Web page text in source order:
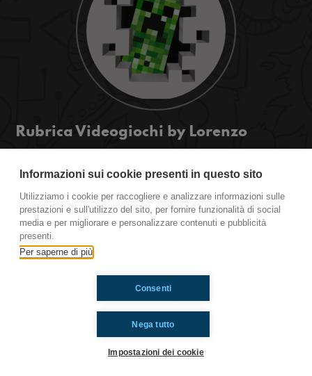
Rubrica Videogiochi by Lorenzo
Exiled....per tutti i fan di questi videogiochi, in
Febbraio, potrete ascoltare tante news!
Ti è piaciuto? Condividilo!
Informazioni sui cookie presenti in questo sito
Utilizziamo i cookie per raccogliere e analizzare informazioni sulle
prestazioni e sull'utilizzo del sito, per fornire funzionalità di social
media e per migliorare e personalizzare contenuti e pubblicità
presenti.
Per saperne di più
Nega tutto
Consenti
Impostazioni dei cookie